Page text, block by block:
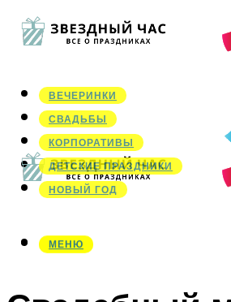
ВЕЧЕРИНКИ
СВАДЬБЫ
КОРПОРАТИВЫ
ДЕТСКИЕ ПРАЗДНИКИ
НОВЫЙ ГОД
МЕНЮ
МЕНЮ